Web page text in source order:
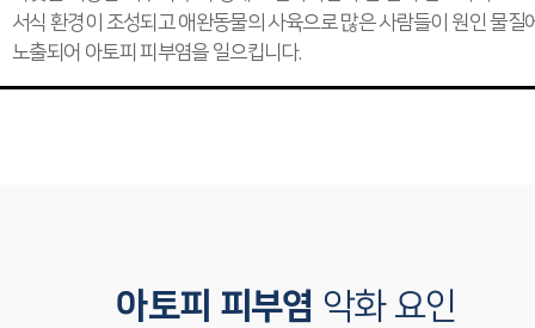
서식 환경이 조성되고 애완동물의 사육으로 많은 사람들이 원인 물질
노출되어 아토피 피부염을 일으킵니다.
아토피 피부염 악화 요인